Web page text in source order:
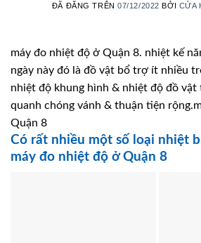
ĐÃ ĐĂNG TRÊN07/12/2022 BỞI CỬA
máy đo nhiệt độ ở Quận 8. nhiệt kế
ngày này đó là đồ vật bổ trợ ít nhiều
nhiệt độ khung hình & nhiệt độ đồ
quanh chóng vánh & thuận tiện
Quận 8
Có rất nhiều một số loại nhiệt
máy đo nhiệt độ ở Quận 8